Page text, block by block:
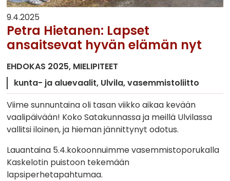
9.4.2025
Petra Hietanen: Lapset
ansaitsevat hyvän elämän nyt
EHDOKAS 2025 MIELIPITEET
kunta- ja aluevaalit Ulvila vasemmistoliitto
Viime sunnuntaina oli tasan viikko aikaa kevään
vaalipäivään! Koko Satakunnassa ja meillä Ulvilassa
vallitsi iloinen, ja hieman jännittynyt odotus.
Lauantaina 5.4.kokoonnuimme vasemmistoporukalla
Kaskelotin puistoon tekemään
lapsiperhetapahtumaa.